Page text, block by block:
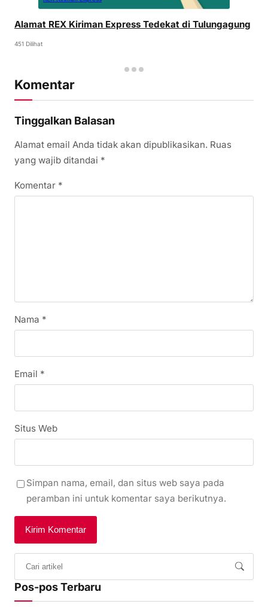
Alamat REX Kiriman Express Tedekat di Tulungagung
451 Dilihat
Komentar
Tinggalkan Balasan
Alamat email Anda tidak akan dipublikasikan. Ruas
yang wajib ditandai *
Komentar *
Nama *
Email *
Situs Web
Simpan nama, email, dan situs web saya pada
peramban ini untuk komentar saya berikutnya.
Pos-pos Terbaru